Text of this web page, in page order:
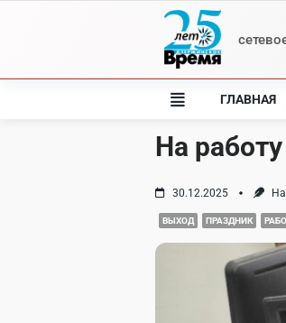
ГЛАВНАЯ
На
30.12.2025
ВЫХОД ПРАЗДНИК